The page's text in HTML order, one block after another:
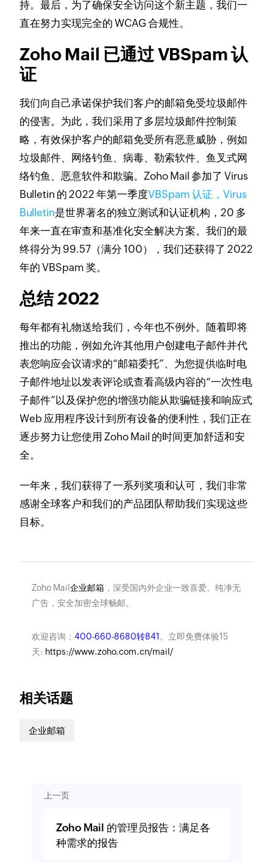
持。最后，为了确保安全访问这个新主题，我们一
直在努力实现完全的 WCAG 合规性。
Zoho Mail 已通过 VBSpam 认
证
我们向自己承诺保护我们客户的邮箱免受垃圾邮件
的侵害。 为此，我们采用了多层垃圾邮件控制策
略，有效保护客户的邮箱免受所有恶意威胁，例如
垃圾邮件、网络钓鱼、病毒、勒索软件、鱼叉式网
络钓鱼、恶意软件和欺骗。Zoho Mail 参加了 Virus
Bulletin 的 2022 年第一季度VBSpam 认证，Virus
Bulletin是世界著名的独立测试和认证机构，20 多
年来一直在审查和基准化安全解决方案。我们的最
终得分为 99.57（满分 100），我们还获得了 2022
年的 VBSpam 奖。
总结 2022
每年都有礼物送给我们，今年也不例外。 随着即将
推出的功能，例如允许其他用户创建电子邮件并代
表您响应会议请求的“邮箱委托”、为您提供临时电
子邮件地址以发表评论或查看高级内容的“一次性电
子邮件”以及保护您的增强功能从欺骗链接和响应式
Web 应用程序设计到​​所有设备的便利性，我们正在
逐步努力让您使用 Zoho Mail 的时间更加舒适和安
全。
一年来，我们获得了一系列奖项和认可，我们非常
感谢全球客户和我们的产品团队帮助我们实现这些
目标。
Zoho Mail企业邮箱，深受国内外企业一致喜爱。纯净无
广告，安全加密全球畅邮。
欢迎咨询： 400-660-8680转841 。立即免费体验15
天: https://www.zoho.com.cn/mail/
相关话题
企业邮箱
上一页
Zoho Mail 的管理员报告：满足各
种需求的报告